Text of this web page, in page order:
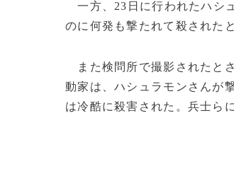
一方、23日に行われたハシ
のに何発も撃たれて殺された
また検問所で撮影されたと
動家は、ハシュラモンさんが
は冷酷に殺害された。兵士ら